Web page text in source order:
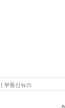
부동산뉴스